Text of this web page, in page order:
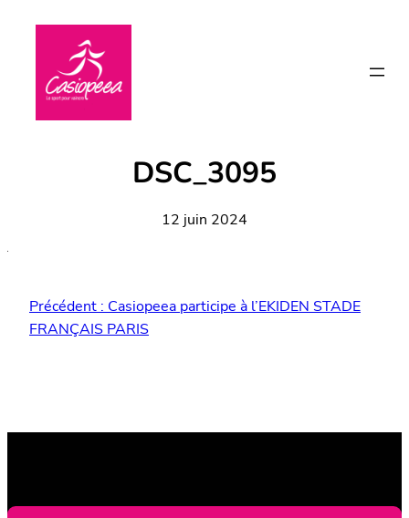
DSC_3095
12 juin 2024
Précédent :Casiopeea participe à l’EKIDEN STADE
FRANÇAIS PARIS